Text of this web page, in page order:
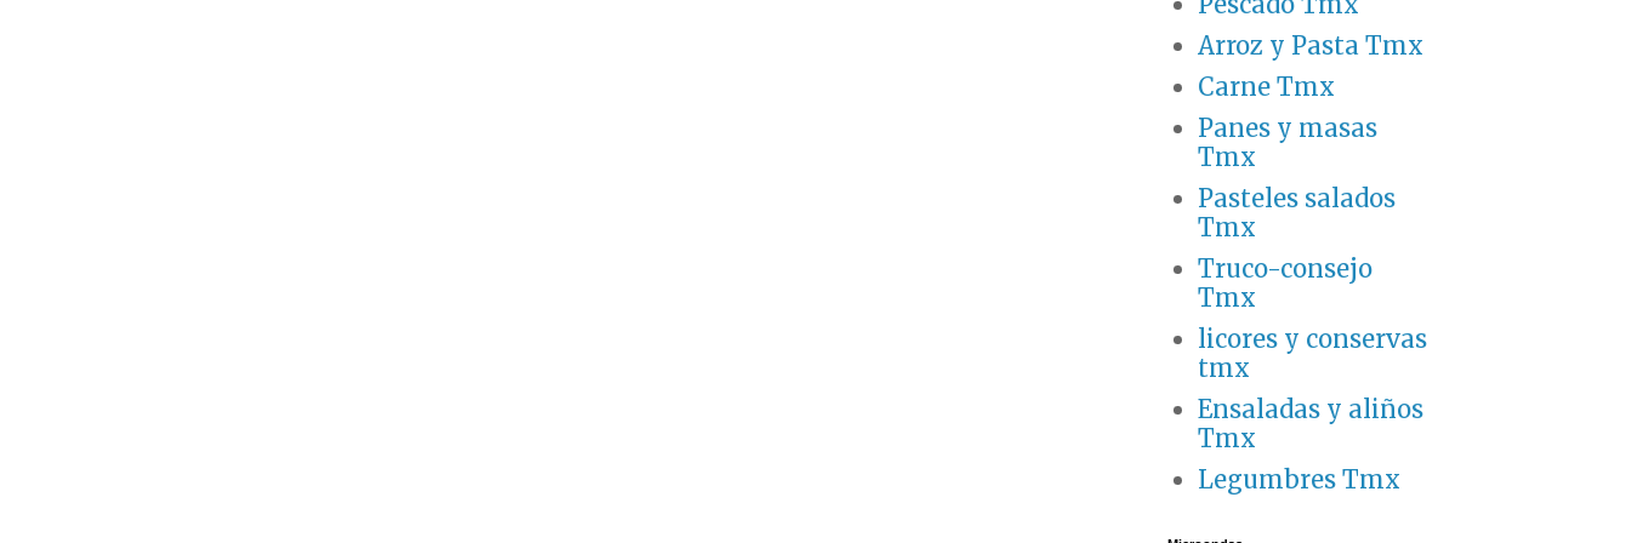
Arroz y Pasta Tmx
Carne Tmx
Panes y masas
Tmx
Pasteles salados
Tmx
Truco-consejo
Tmx
licores y conservas
tmx
Ensaladas y aliños
Tmx
Legumbres Tmx